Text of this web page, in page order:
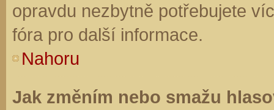
opravdu nezbytně potřebujete
fóra pro další informace.
Nahoru
Jak změním nebo smažu